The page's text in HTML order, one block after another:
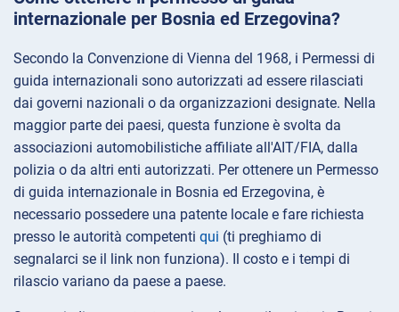
internazionale per Bosnia ed Erzegovina?
Secondo la Convenzione di Vienna del 1968, i Permessi di
guida internazionali sono autorizzati ad essere rilasciati
dai governi nazionali o da organizzazioni designate. Nella
maggior parte dei paesi, questa funzione è svolta da
associazioni automobilistiche affiliate all'AIT/FIA, dalla
polizia o da altri enti autorizzati. Per ottenere un Permesso
di guida internazionale in Bosnia ed Erzegovina, è
necessario possedere una patente locale e fare richiesta
presso le autorità competenti qui (ti preghiamo di
segnalarci se il link non funziona). Il costo e i tempi di
rilascio variano da paese a paese.